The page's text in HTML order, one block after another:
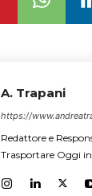
A. Trapani
https://
Redattore e
Trasportare Oggi